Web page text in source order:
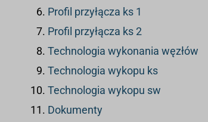
Profil przyłącza ks 1
Profil przyłącza ks 2
Technologia wykonania węzłów
Technologia wykopu ks
Technologia wykopu sw
Dokumenty